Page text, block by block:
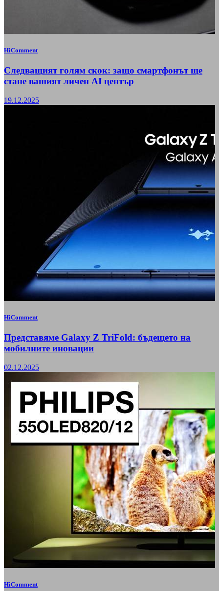
HiComment
Следващият голям скок: защо смартфонът ще
стане вашият личен AI център
19.12.2025
HiComment
Представяме Galaxy Z TriFold: бъдещето на
мобилните иновации
02.12.2025
HiComment